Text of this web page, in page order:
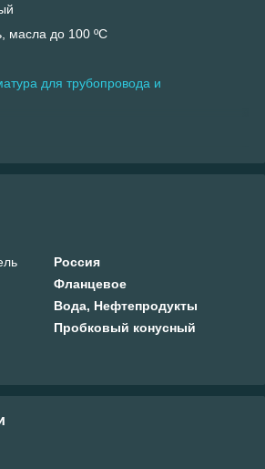
масла до 100 ºС
для трубопровода и
Россия
Фланцевое
Вода, Нефтепродукты
Пробковый конусный